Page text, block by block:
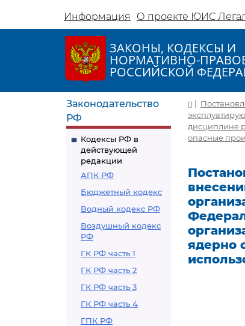
Информация О проекте ЮИС
ЗАКОНЫ, КОДЕКСЫ И
НОРМАТИВНО-
РОССИЙСКОЙ
Законодательство
РФ
Кодексы РФ в
действующей
редакции
АПК РФ
Бюджетный кодекс
Водный кодекс РФ
Воздушный кодекс
РФ
ГК РФ часть 1
ГК РФ часть 2
ГК РФ часть 3
ГК РФ часть 4
ГПК РФ
|
дисциплине
опасные
ядерно